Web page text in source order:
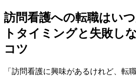
訪問看護への転職はい
トタイミングと失敗し
コツ
「訪問看護に興味があるけれど、転